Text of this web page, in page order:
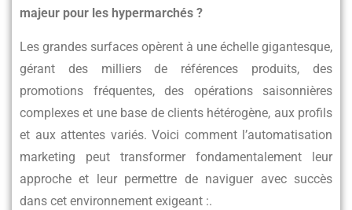
majeur pour les hypermarchés ?
Les grandes surfaces opèrent à une échelle gigantesque,
gérant des milliers de références produits, des
promotions fréquentes, des opérations saisonnières
complexes et une base de clients hétérogène, aux profils
et aux attentes variés. Voici comment l’automatisation
marketing peut transformer fondamentalement leur
approche et leur permettre de naviguer avec succès
dans cet environnement exigeant :.